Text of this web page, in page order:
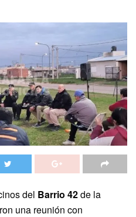
del Barrio 42de la
una reunión con